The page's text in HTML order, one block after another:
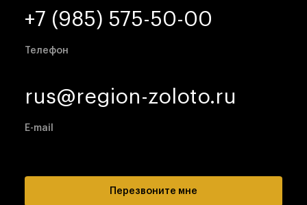
+7 (985) 575-50-00
Телефон
rus@region-zoloto.ru
E-mail
Перезвоните мне